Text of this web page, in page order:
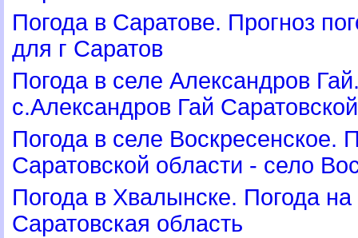
Погода в Саратове. Прогноз
для г Сарато
Погода в селе Александров
с.Александров Гай
Погода в селе Воскресенское.
Саратовской области - село
Погода в Хвалынске. Погода
Саратовская область